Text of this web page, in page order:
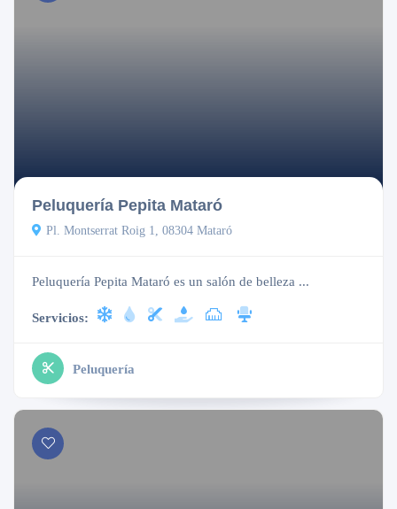
Peluquería Pepita Mataró
Pl. Montserrat Roig 1, 08304 Mataró
Peluquería Pepita Mataró es un salón de belleza ...
Servicios:
Peluquería